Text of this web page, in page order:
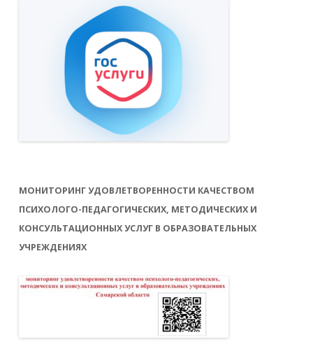
МОНИТОРИНГ УДОВЛЕТВОРЕННОСТИ КАЧЕСТВОМ
ПСИХОЛОГО-ПЕДАГОГИЧЕСКИХ, МЕТОДИЧЕСКИХ И
КОНСУЛЬТАЦИОННЫХ УСЛУГ В ОБРАЗОВАТЕЛЬНЫХ
УЧРЕЖДЕНИЯХ